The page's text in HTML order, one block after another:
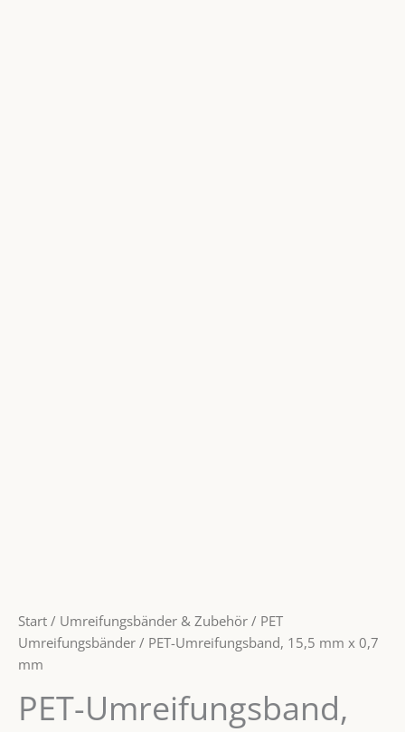
Start / Umreifungsbänder & Zubehör / PET
Umreifungsbänder / PET-Umreifungsband, 15,5 mm x 0,7
mm
PET-Umreifungsband,